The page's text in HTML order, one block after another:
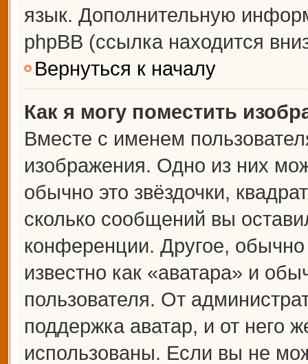
язык. Дополнительную
phpBB (ссылка находится
Вернуться к началу
Как я могу поместить
Вместе с именем
изображения. Одно из них
обычно это звёздочки,
сколько сообщений вы
конференции. Другое,
известно как «аватара» и
пользователя. От
поддержка аватар, и от него
использованы. Если вы не